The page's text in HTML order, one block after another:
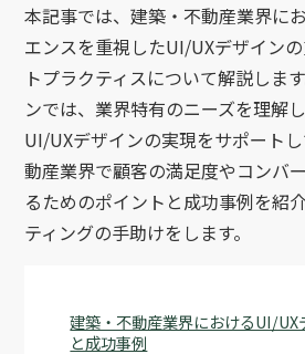
本記事では、建築・不動産業界に
エンスを重視したUI/UXデザイン
トプラクティスについて解説しま
ンでは、業界特有のニーズを理解
UI/UXデザインの実現をサポート
動産業界で顧客の満足度やコンバ
るためのポイントと成功事例を紹
ティングの手助けをします。
建築・不動産業界におけるUI/UX
と成功事例